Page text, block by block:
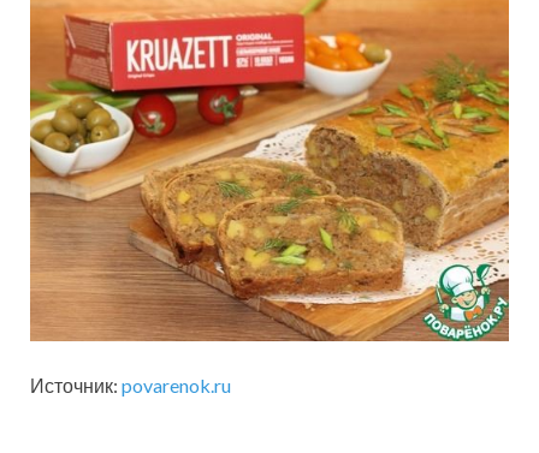
Источник: povarenok.ru